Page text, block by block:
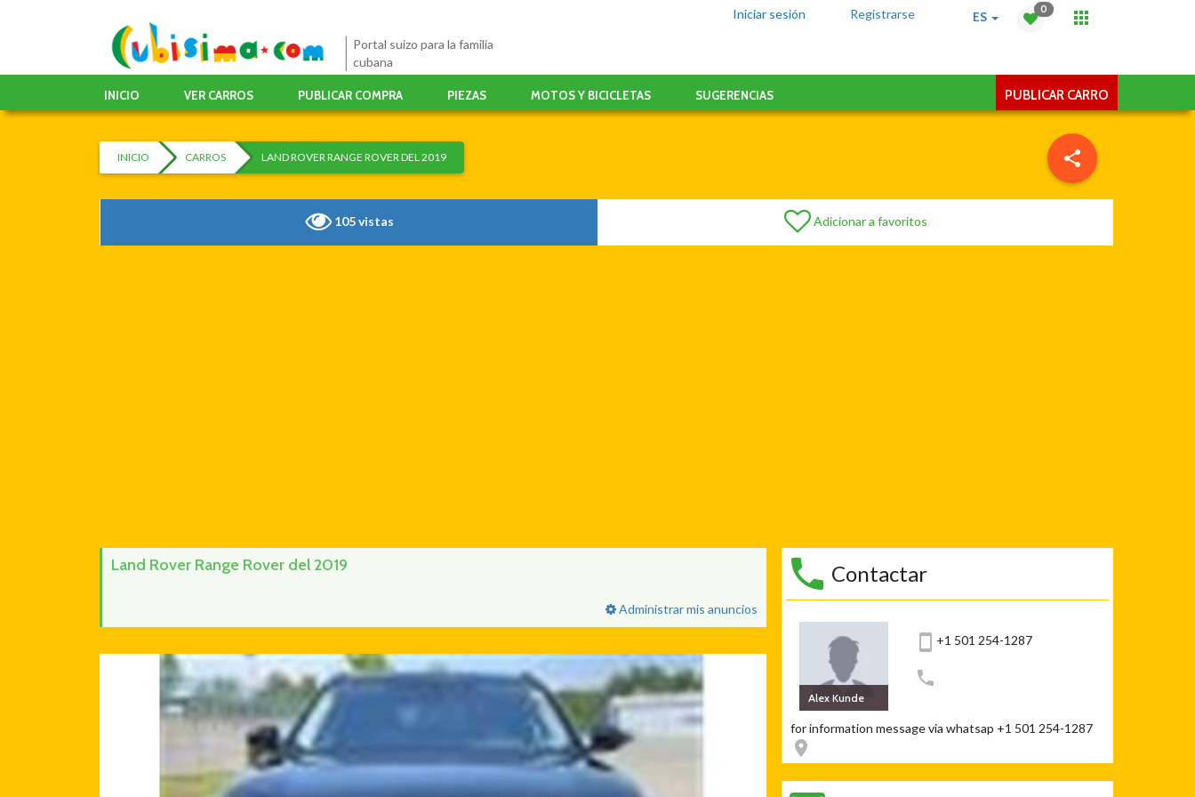
0
ES
Registrarse
Iniciar sesión
Portal suizo para la familia
cubana
INICIO VER CARROS PUBLICAR COMPRA PIEZAS MOTOS Y BICICLETAS SUGERENCIAS PUBLICAR CARRO
INICIO CARROS LAND ROVER RANGE ROVER DEL 2019
105 vistas Adicionar a favoritos
Land Rover Range Rover del 2019
Administrar mis anuncios
Contactar
Alex Kunde
+1 501 254-1287
for information message via whatsap +1 501 254-1287